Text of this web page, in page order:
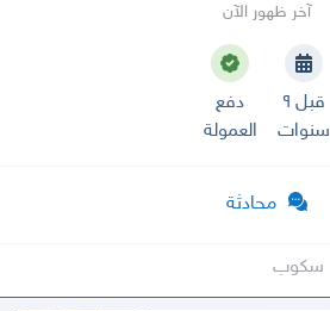
آخر ظهور الآن
قبل ٩
سنوات
دفع
العمولة
محادثة
سكوب